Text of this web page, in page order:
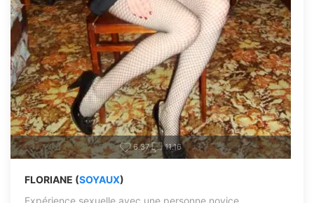
6.37 11.16
FLORIANE (SOYAUX)
Expérience sexuelle avec une personne novice